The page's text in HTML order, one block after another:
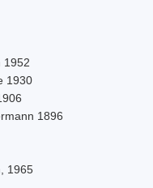
1952
1930
1896
1965